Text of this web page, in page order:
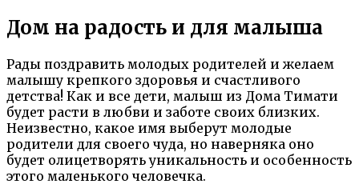
Дом на радость и для малыша
Рады поздравить молодых родителей и желаем
малышу крепкого здоровья и счастливого
детства! Как и все дети, малыш из Дома Тимати
будет расти в любви и заботе своих близких.
Неизвестно, какое имя выберут молодые
родители для своего чуда, но наверняка оно
будет олицетворять уникальность и особенность
этого маленького человечка.